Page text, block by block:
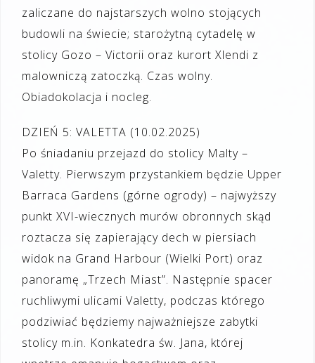
zaliczane do najstarszych wolno stojących
budowli na świecie; starożytną cytadelę w
stolicy Gozo – Victorii oraz kurort Xlendi z
malowniczą zatoczką. Czas wolny.
Obiadokolacja i nocleg.
DZIEŃ 5: VALETTA (10.02.2025)
Po śniadaniu przejazd do stolicy Malty –
Valetty. Pierwszym przystankiem będzie Upper
Barraca Gardens (górne ogrody) – najwyższy
punkt XVI-wiecznych murów obronnych skąd
roztacza się zapierający dech w piersiach
widok na Grand Harbour (Wielki Port) oraz
panoramę „Trzech Miast”. Następnie spacer
ruchliwymi ulicami Valetty, podczas którego
podziwiać będziemy najważniejsze zabytki
stolicy m.in. Konkatedra św. Jana, której